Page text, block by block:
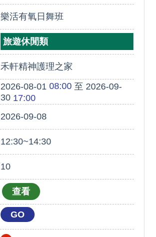
樂活有氧日舞班
旅遊休閒類
禾軒精神護理之家
2026-08-01 08:00至 2026-09-
3017:00
2026-09-08
12:30~14:30
10
GO